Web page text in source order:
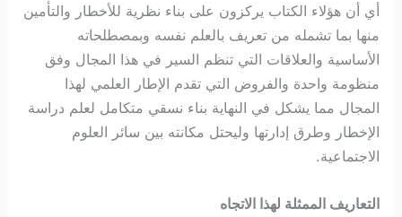
أي أن هؤلاء الكتاب يركزون على بناء نظرية للأخطار والتأمين
منها بما تشمله من تعريف بالعلم نفسه وبمصطلحاته
الأساسية والعلاقات التي تنظم السير في هذا المجال وفق
منظومة واحدة والفروض التي تقدم الإطار العلمي لهذا
المجال مما يشكل في النهاية بناء نسقي متكامل لعلم دراسة
الإخطار وطرق إدارتها وليحتل مكانته بين سائر العلوم
الاجتماعية.
التعاريف الممثلة لهذا الاتجاه